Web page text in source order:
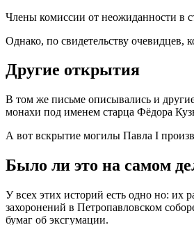
Члены комиссии от неожиданности в
Однако, по свидетельству очевидцев,
Другие открытия
В том же письме описывались и
монахи под именем старца Фёдора
А вот вскрытие могилы Павла I
Было ли это на самом
У всех этих историй есть одно но: их
захоронений в Петропавловском
бумаг об эксгумации.